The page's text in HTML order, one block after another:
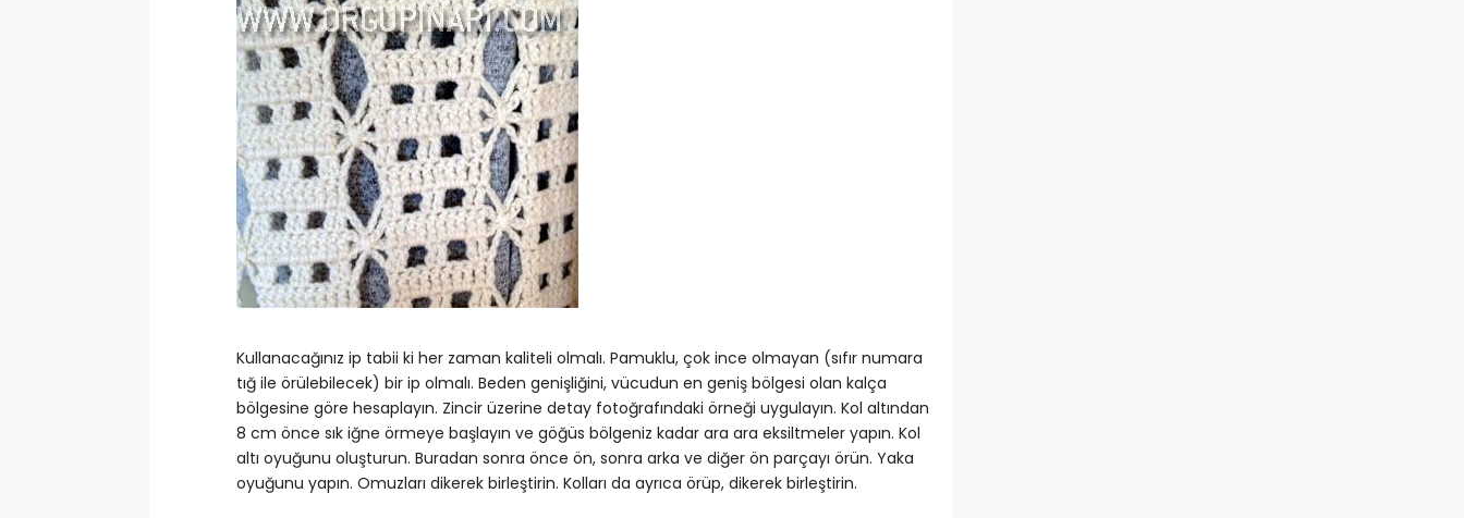
Kullanacağınız ip tabii ki her zaman kaliteli olmalı. Pamuklu, çok ince olmayan (sıfır numara
tığ ile örülebilecek) bir ip olmalı. Beden genişliğini, vücudun en geniş bölgesi olan kalça
bölgesine göre hesaplayın. Zincir üzerine detay fotoğrafındaki örneği uygulayın. Kol altından
8 cm önce sık iğne örmeye başlayın ve göğüs bölgeniz kadar ara ara eksiltmeler yapın. Kol
altı oyuğunu oluşturun. Buradan sonra önce ön, sonra arka ve diğer ön parçayı örün. Yaka
oyuğunu yapın. Omuzları dikerek birleştirin. Kolları da ayrıca örüp, dikerek birleştirin.